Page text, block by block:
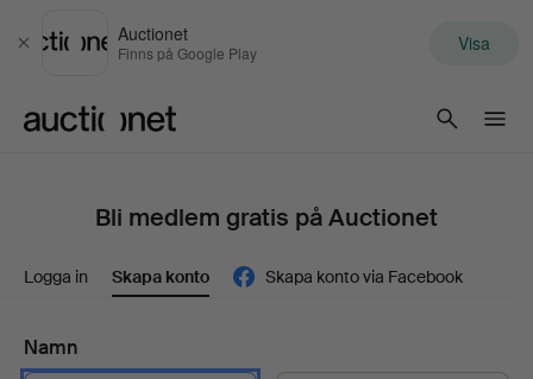
Stäng
Auctionet
Finns på Google Play Visa
Bli medlem gratis på Auctionet
Logga in Skapa konto Skapa konto via Facebook
Namn